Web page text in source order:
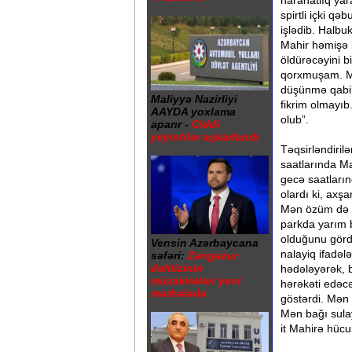
Maliyyə Nazirliyi
AAYDA yoxlama
aparır - Ciddi
yeyintilər aşkarlanıb
Vensin Azərbaycana
səfəri: Zəngəzur
dəhlizinin
müzakirələri yeni
mərhələdə
spirtli içki
işlədib.
Mahir həmişə
öldürəcəyini
qorxmuşam.
düşünmə
fikrim
olub”.
saatlarında
gecə
olardı ki,
Mən özüm
parkda yarım
olduğunu
nalayiq
hədələyərək,
hərəkəti
göstərdi. Mən
Mən bağı
it Mahirə